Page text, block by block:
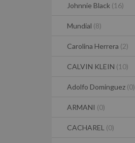
Johnnie Black (16)
Mundial (8)
Carolina Herrera (2)
CALVIN KLEIN (10)
Adolfo Dominguez (0)
ARMANI (0)
CACHAREL (0)